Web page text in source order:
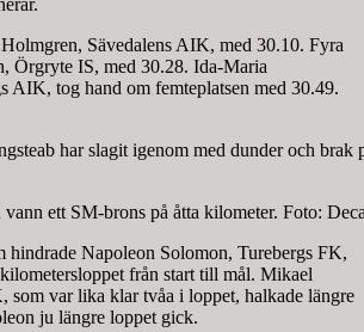
Sävedalens AIK, med 30.10. Fyra
Örgryte IS, med 30.28. Ida-Maria
AIK, tog hand om femteplatsen med 30.49.
har slagit igenom med dunder och
vann ett SM-brons på åtta kilometer. Foto:
hindrade Napoleon Solomon, Turebergs FK,
från start till mål. Mikael
som var lika klar tvåa i loppet, halkade längre
ju längre loppet gick.